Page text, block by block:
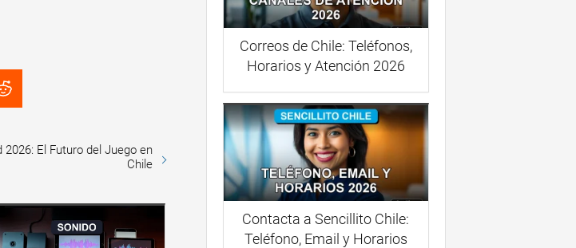
2026: El Futuro del Juego en
Chile
Correos de Chile: Teléfonos,
Horarios y Atención 2026
Contacta a Sencillito Chile:
Teléfono, Email y Horarios